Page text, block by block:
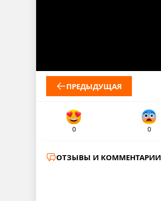
ПРЕДЫДУЩАЯ
0 0
ОТЗЫВЫ И КОММЕНТАРИИ